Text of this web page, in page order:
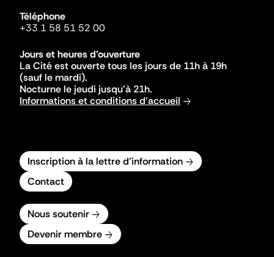
Téléphone
+33 1 58 51 52 00
Jours et heures d'ouverture
La Cité est ouverte tous les jours de 11h à 19h
(sauf le mardi).
Nocturne le jeudi jusqu'à 21h.
Informations et conditions d'accueil
Inscription à la lettre d'information
Contact
Nous soutenir
Devenir membre